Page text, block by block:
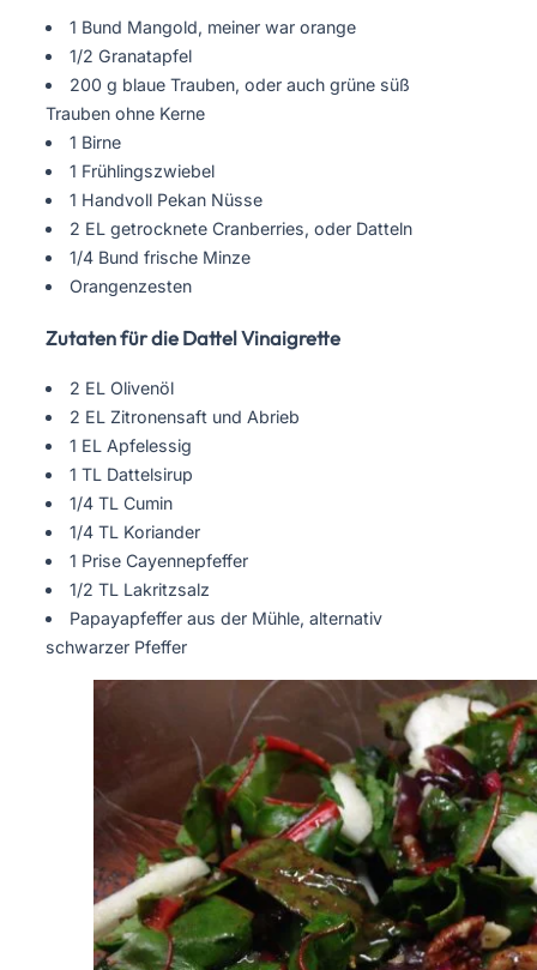
1 Bund Mangold, meiner war orange
1/2 Granatapfel
200 g blaue Trauben, oder auch grüne süß
Trauben ohne Kerne
1 Birne
1 Frühlingszwiebel
1 Handvoll Pekan Nüsse
2 EL getrocknete Cranberries, oder Datteln
1/4 Bund frische Minze
Orangenzesten
Zutaten für die Dattel Vinaigrette
2 EL Olivenöl
2 EL Zitronensaft und Abrieb
1 EL Apfelessig
1 TL Dattelsirup
1/4 TL Cumin
1/4 TL Koriander
1 Prise Cayennepfeffer
1/2 TL Lakritzsalz
Papayapfeffer aus der Mühle, alternativ
schwarzer Pfeffer